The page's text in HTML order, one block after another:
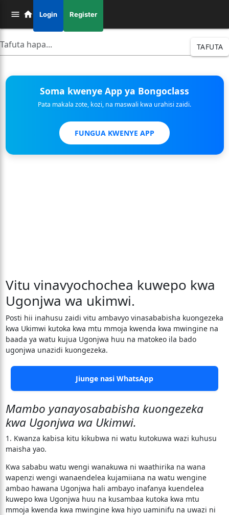
Login Register
TAFUTA
Soma kwenye App ya Bongoclass
Pata makala zote, kozi, na maswali kwa urahisi zaidi.
FUNGUA KWENYE APP
Vitu vinavyochochea kuwepo kwa
Ugonjwa wa ukimwi.
Posti hii inahusu zaidi vitu ambavyo vinasababisha kuongezeka
kwa Ukimwi kutoka kwa mtu mmoja kwenda kwa mwingine na
baada ya watu kujua Ugonjwa huu na matokeo ila bado
ugonjwa unazidi kuongezeka.
Jiunge nasi WhatsApp
Mambo yanayosababisha kuongezeka
kwa Ugonjwa wa Ukimwi.
1. Kwanza kabisa kitu kikubwa ni watu kutokuwa wazi kuhusu
maisha yao.
Kwa sababu watu wengi wanakuwa ni waathirika na wana
wapenzi wengi wanaendelea kujamiiana na watu wengine
ambao hawana Ugonjwa hali ambayo inafanya kuendelea
kuwepo kwa Ugonjwa huu na kusambaa kutoka kwa mtu
mmoja kwenda kwa mwingine kwa hiyo uaminifu na uwazi ni